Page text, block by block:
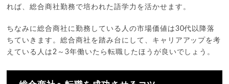
れば、総合商社勤務で培われた語学力を活かせます。
ちなみに総合商社に勤務している人の市場価値は30代以降落
ちていきます。総合商社を踏み台にして、キャリアアップを考
えている人は2～3年働いたら転職したほうが良いでしょう。